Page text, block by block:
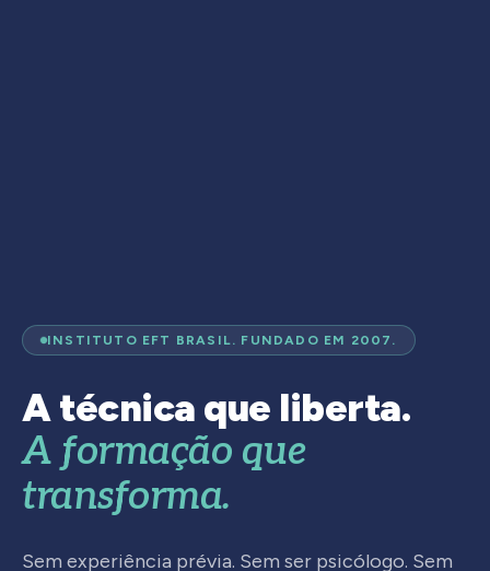
INSTITUTO EFT BRASIL. FUNDADO EM 2007.
A técnica que liberta.
A formação que
transforma.
Sem experiência prévia. Sem ser psicólogo. Sem